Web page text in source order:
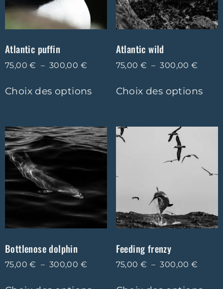
Atlantic puffin
75,00€ – 300,00 €
Choix des options
Atlantic wild
75,00 € – 300,00€
Choix des options
Bottlenose dolphin
75,00€ – 300,00 €
Feeding frenzy
75,00 € – 300,00€